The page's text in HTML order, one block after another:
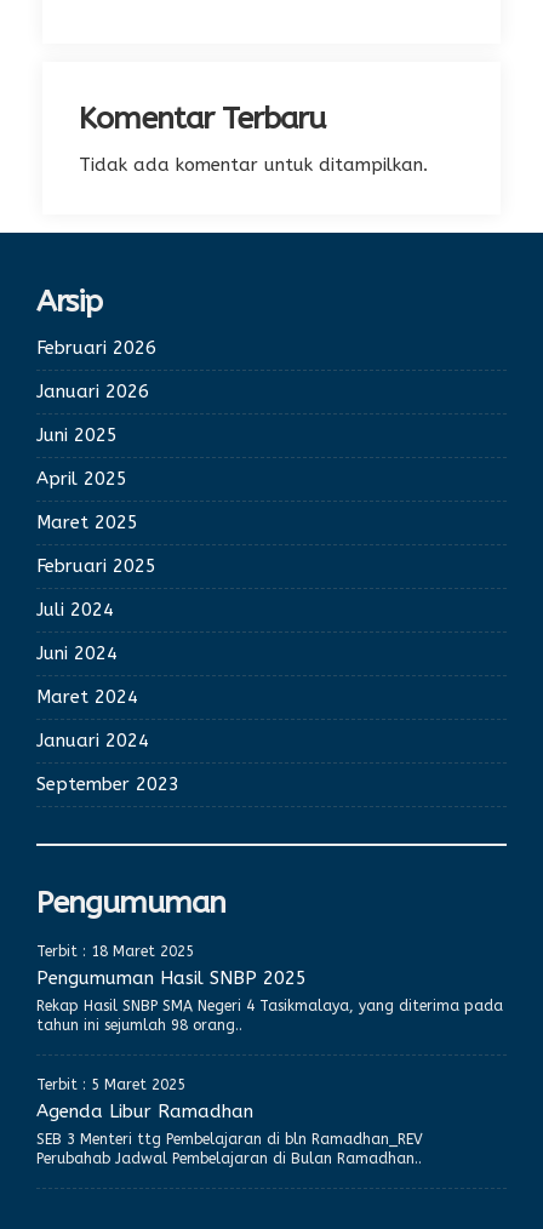
Komentar Terbaru
Tidak ada komentar untuk ditampilkan.
Arsip
Februari 2026
Januari 2026
Juni 2025
April 2025
Maret 2025
Februari 2025
Juli 2024
Juni 2024
Maret 2024
Januari 2024
September 2023
Pengumuman
Terbit : 18 Maret 2025
Pengumuman Hasil SNBP 2025
Rekap Hasil SNBP SMA Negeri 4 Tasikmalaya, yang diterima pada
tahun ini sejumlah 98 orang..
Terbit : 5 Maret 2025
Agenda Libur Ramadhan
SEB 3 Menteri ttg Pembelajaran di bln Ramadhan_REV
Perubahab Jadwal Pembelajaran di Bulan Ramadhan..